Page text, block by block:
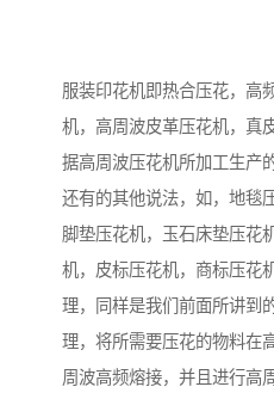
服装印花机即热合压花，高
机，高周波皮革压花机，真
据高周波压花机所加工生产
还有的其他说法，如，地毯
脚垫压花机，玉石床垫压花
机，皮标压花机，商标压花
理，同样是我们前面所讲到
理，将所需要压花的物料在
周波高频熔接，并且进行高